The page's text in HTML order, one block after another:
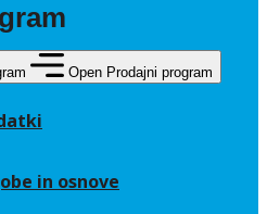
Open Prodajni program
in osnove